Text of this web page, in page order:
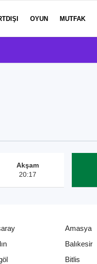
OYUN MUTFAK
Akşam
20:17
Amasya
Balıkesir
Bitlis